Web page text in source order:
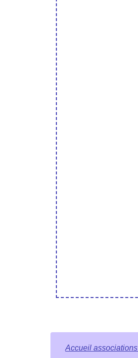
Accueil associations